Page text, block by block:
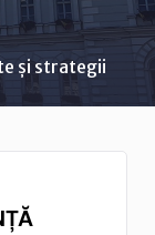
și strategii